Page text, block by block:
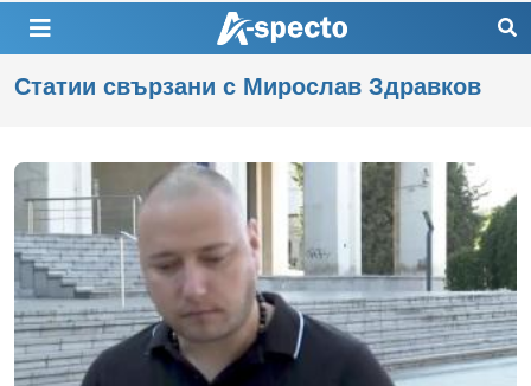
Статии свързани с Мирослав Здравков